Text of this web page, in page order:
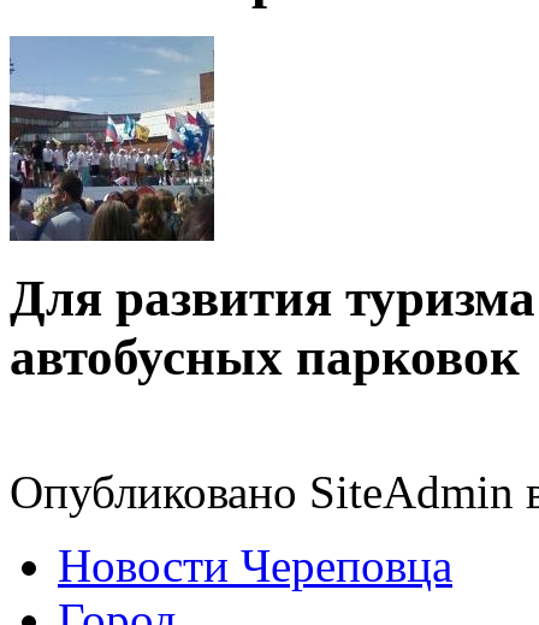
Для развития
автобусных парковок
Опубликовано SiteAdmin
Новости Череповца